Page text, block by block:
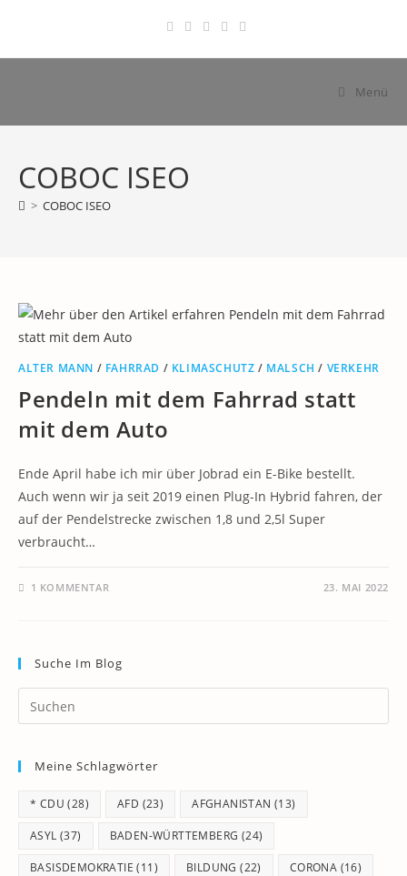
springen
Menü
COBOC ISEO
> COBOC ISEO
ALTER MANN / FAHRRAD / KLIMASCHUTZ / MALSCH / VERKEHR
Pendeln mit dem Fahrrad statt
mit dem Auto
Ende April habe ich mir über Jobrad ein E-Bike bestellt.
Auch wenn wir ja seit 2019 einen Plug-In Hybrid fahren, der
auf der Pendelstrecke zwischen 1,8 und 2,5l Super
verbraucht…
1 KOMMENTAR 23. MAI 2022
Suche Im Blog
Meine Schlagwörter
* CDU (28) AFD (23) AFGHANISTAN (13)
ASYL (37) BADEN-WÜRTTEMBERG (24)
BASISDEMOKRATIE (11) BILDUNG (22) CORONA (16)